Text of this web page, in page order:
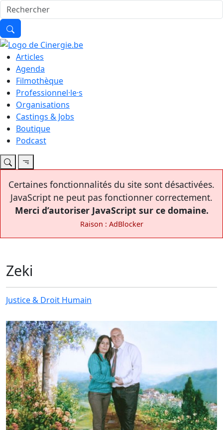
Articles
Agenda
Filmothèque
Professionnel·le·s
Organisations
Castings & Jobs
Boutique
Podcast
Certaines fonctionnalités du site sont désactivées.
JavaScript ne peut pas fonctionner correctement.
Merci d’autoriser JavaScript sur ce domaine.
Raison : AdBlocker
Zeki
Justice & Droit Humain